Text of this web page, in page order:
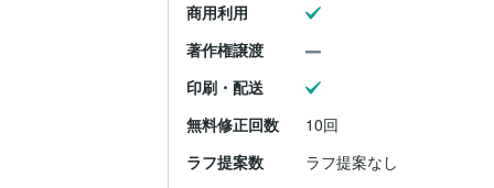
商用利用
著作権譲渡
印刷・配送
無料修正回数
10回
ラフ提案数
ラフ提案なし